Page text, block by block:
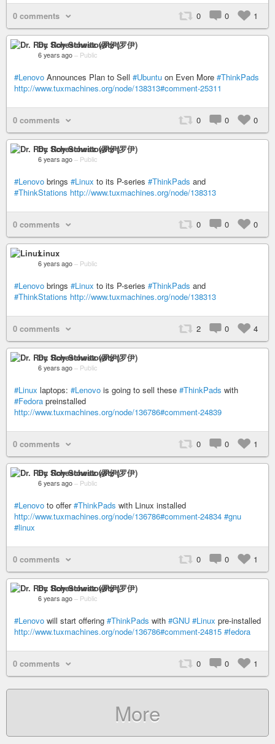
0 comments 0 0 1
Dr. Roy Schestowitz (罗伊)
6 years ago – Public
#Lenovo Announces Plan to Sell #Ubuntu on Even More #ThinkPads
http://www.tuxmachines.org/node/138313#comment-25311
0 comments 0 0 0
Dr. Roy Schestowitz (罗伊)
6 years ago – Public
#Lenovo brings #Linux to its P-series #ThinkPads and
#ThinkStations http://www.tuxmachines.org/node/138313
0 comments 0 0 0
Linux
6 years ago – Public
#Lenovo brings #Linux to its P-series #ThinkPads and
#ThinkStations http://www.tuxmachines.org/node/138313
0 comments 2 0 4
Dr. Roy Schestowitz (罗伊)
6 years ago – Public
#Linux laptops: #Lenovo is going to sell these #ThinkPads with
#Fedora preinstalled
http://www.tuxmachines.org/node/136786#comment-24839
0 comments 0 0 1
Dr. Roy Schestowitz (罗伊)
6 years ago – Public
#Lenovo to offer#ThinkPads with Linux installed
http://www.tuxmachines.org/node/136786#comment-24834 #gnu
#linux
0 comments 0 0 1
Dr. Roy Schestowitz (罗伊)
6 years ago – Public
#Lenovo will start offering #ThinkPads with #GNU #Linux pre-installed
http://www.tuxmachines.org/node/136786#comment-24815 #fedora
0 comments 0 0 1
More